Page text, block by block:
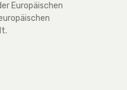
Europäischen